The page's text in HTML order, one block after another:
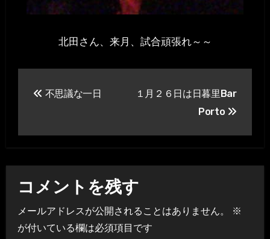
北田さん、来月、試合頑張れ～～
ゲ
ー
シ
不思議な一日
１月２６日は日暮里Bar
Porto
コメントを残す
メールアドレスが公開されることはありません。
※
が付いている欄は必須項目です